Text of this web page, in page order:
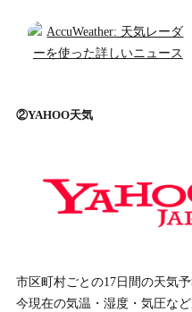
②YAHOO天気
市区町村ごとの17日間の天気
今現在の気温・湿度・気圧な